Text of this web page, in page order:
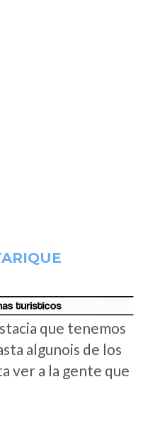
que tenemos
algunois de los
ver a la gente que